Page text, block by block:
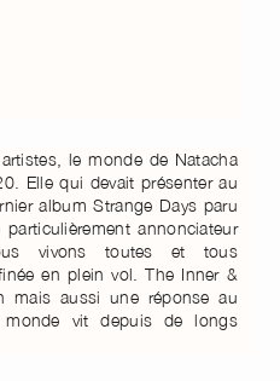
le monde de Natacha
Elle qui devait présenter au
album Strange Days paru
annonciateur
vivons toutes et tous
en plein vol. The Inner &
mais aussi une réponse au
monde vit depuis de longs